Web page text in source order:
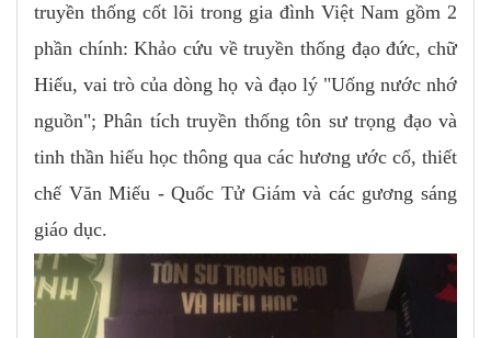
truyền thống cốt lõi trong gia đình Việt Nam gồm 2
phần chính: Khảo cứu về truyền thống đạo đức, chữ
Hiếu, vai trò của dòng họ và đạo lý "Uống nước nhớ
nguồn"; Phân tích truyền thống tôn sư trọng đạo và
tinh thần hiếu học thông qua các hương ước cổ, thiết
chế Văn Miếu - Quốc Tử Giám và các gương sáng
giáo dục.